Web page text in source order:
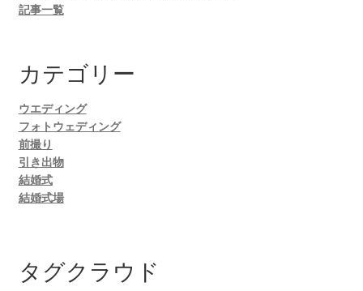
記事一覧
カテゴリー
ウエディング
フォトウェディング
前撮り
引き出物
結婚式
結婚式場
タグクラウド